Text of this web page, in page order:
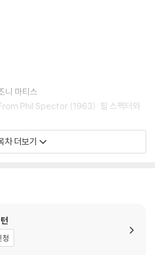
마티스
Phil Spector (1963): 필 스펙터와
Album (1964): 비치 보이스
임스 브라운
콥 밀러
여러 아티스트
이어 캐리
차 더보기
청